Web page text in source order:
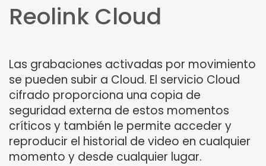
Reolink Cloud
Las grabaciones activadas por movimiento
se pueden subir a Cloud. El servicio Cloud
cifrado proporciona una copia de
seguridad externa de estos momentos
críticos y también le permite acceder y
reproducir el historial de video en cualquier
momento y desde cualquier lugar.